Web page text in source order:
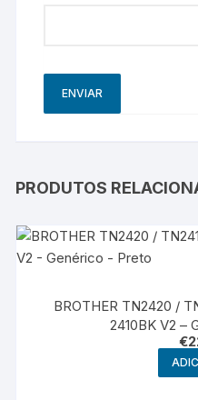
PRODUTOS
BROTHER TN2420 /
2410BK V2 –
€